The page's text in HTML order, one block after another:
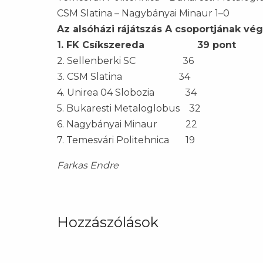
CSM Slatina – Nagybányai Minaur 1–0
Az alsóházi rájátszás A csoportjának
1. FK Csíkszereda 39 pont
2. Sellenberki SC 36
3. CSM Slatina 34
4. Unirea 04 Slobozia 34
5. Bukaresti Metaloglobus 32
6. Nagybányai Minaur 22
7. Temesvári Politehnica 19
Farkas Endre
Hozzászólások